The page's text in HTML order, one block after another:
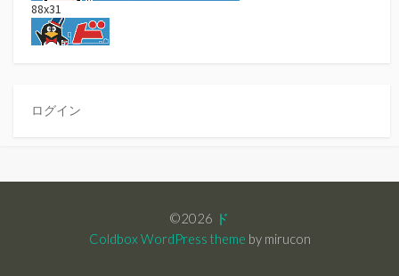
88x31
ログイン
©2026 ド
Coldbox WordPress theme by mirucon